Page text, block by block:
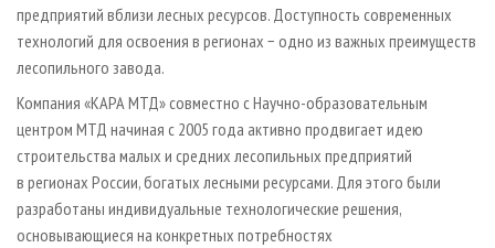
предприятий вблизи лесных ресурсов. Доступность современных
технологий для освоения в регионах − одно из важных преимуществ
лесопильного завода.
Компания «КАРА МТД» совместно с Научно-образовательным
центром МТД начиная с 2005 года активно продвигает идею
строительства малых и средних лесопильных предприятий
в регионах России, богатых лесными ресурсами. Для этого были
разработаны индивидуальные технологические решения,
основывающиеся на конкретных потребностях